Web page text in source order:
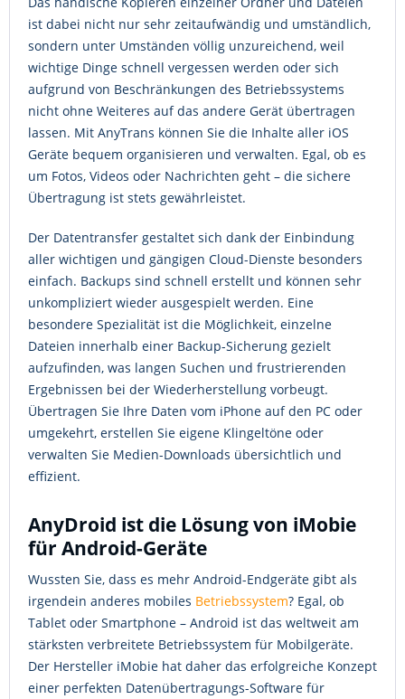
ist dabei nicht nur sehr zeitaufwändig und umständlich,
sondern unter Umständen völlig unzureichend, weil
wichtige Dinge schnell vergessen werden oder sich
aufgrund von Beschränkungen des Betriebssystems
nicht ohne Weiteres auf das andere Gerät übertragen
lassen. Mit AnyTrans können Sie die Inhalte aller iOS
Geräte bequem organisieren und verwalten. Egal, ob es
um Fotos, Videos oder Nachrichten geht – die sichere
Übertragung ist stets gewährleistet.
Der Datentransfer gestaltet sich dank der Einbindung
aller wichtigen und gängigen Cloud-Dienste besonders
einfach. Backups sind schnell erstellt und können sehr
unkompliziert wieder ausgespielt werden. Eine
besondere Spezialität ist die Möglichkeit, einzelne
Dateien innerhalb einer Backup-Sicherung gezielt
aufzufinden, was langen Suchen und frustrierenden
Ergebnissen bei der Wiederherstellung vorbeugt.
Übertragen Sie Ihre Daten vom iPhone auf den PC oder
umgekehrt, erstellen Sie eigene Klingeltöne oder
verwalten Sie Medien-Downloads übersichtlich und
effizient.
AnyDroid ist die Lösung von iMobie
für Android-Geräte
Wussten Sie, dass es mehr Android-Endgeräte gibt als
irgendein anderes mobiles Betriebssystem? Egal, ob
Tablet oder Smartphone – Android ist das weltweit am
stärksten verbreitete Betriebssystem für Mobilgeräte.
Der Hersteller iMobie hat daher das erfolgreiche Konzept
einer perfekten Datenübertragungs-Software für